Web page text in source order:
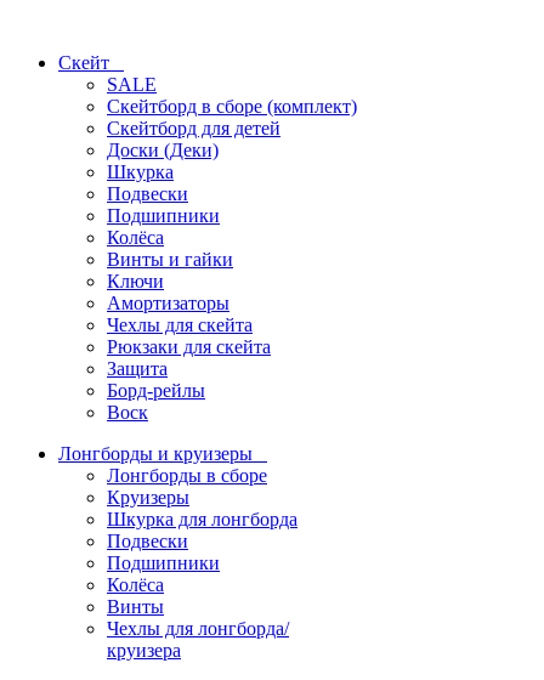
Скейт
SALE
Скейтборд в сборе (комплект)
Скейтборд для детей
Доски (Деки)
Шкурка
Подвески
Подшипники
Колёса
Винты и гайки
Ключи
Амортизаторы
Чехлы для скейта
Рюкзаки для скейта
Защита
Борд-рейлы
Воск
Лонгборды и круизеры
Лонгборды в сборе
Круизеры
Шкурка для лонгборда
Подвески
Подшипники
Колёса
Винты
Чехлы для лонгборда/
круизера